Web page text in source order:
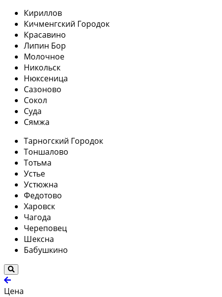
Кириллов
Кичменгский Городок
Красавино
Липин Бор
Молочное
Никольск
Нюксеница
Сазоново
Сокол
Суда
Сямжа
Тарногский Городок
Тоншалово
Тотьма
Устье
Устюжна
Федотово
Харовск
Чагода
Череповец
Шексна
Бабушкино
Цена